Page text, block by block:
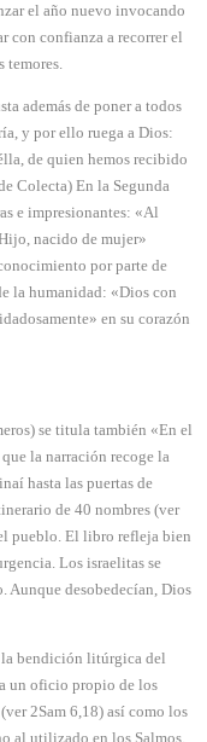
el año nuevo invocando
con confianza a recorrer el
temores.
además de poner a todos
y por ello ruega a Dios:
de quien hemos recibido
Colecta) En la Segunda
e impresionantes: «Al
nacido de mujer»
por parte de
la humanidad: «Dios con
en su corazón
se titula también «En el
la narración recoge la
hasta las puertas de
de 40 nombres (ver
pueblo. El libro refleja bien
Los israelitas se
Aunque desobedecían, Dios
la bendición litúrgica del
un oficio propio de los
2Sam 6,18) así como los
al utilizado en los Salmos.